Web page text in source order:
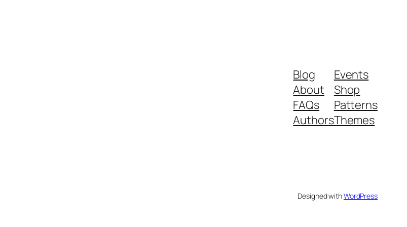
Blog
About
FAQs
Authors
Events
Shop
Patterns
Themes
Designed withWordPress